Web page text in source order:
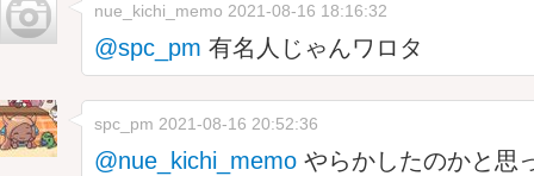
nue_kichi_memo 2021-08-16 18:16:32
@spc_pm 有名人じゃんワロタ
spc_pm 2021-08-16 20:52:36
@nue_kichi_memo やらかしたのかと思